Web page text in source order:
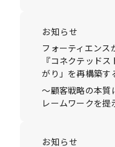
フォーティエンス
『コネクテッド
がり」を再構築す
～顧客戦略の本質
レームワークを提
お知らせ
お知らせ